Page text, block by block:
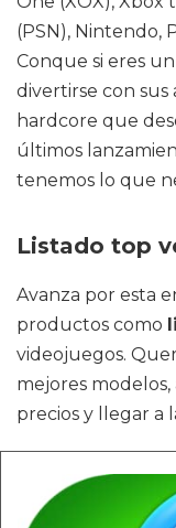
(PSN), Nintendo,
Conque si eres
divertirse con
hardcore que
últimos
tenemos lo que
Listado top
Avanza por esta
productos como
videojuegos.
mejores
precios y llegar a